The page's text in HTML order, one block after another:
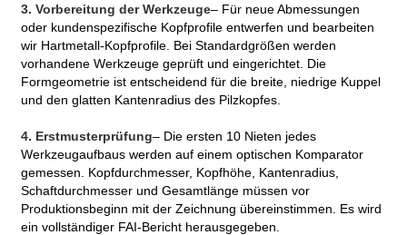
3. Vorbereitung der Werkzeuge– Für neue Abmessungen
oder kundenspezifische Kopfprofile entwerfen und bearbeiten
wir Hartmetall-Kopfprofile. Bei Standardgrößen werden
vorhandene Werkzeuge geprüft und eingerichtet. Die
Formgeometrie ist entscheidend für die breite, niedrige Kuppel
und den glatten Kantenradius des Pilzkopfes.
4. Erstmusterprüfung– Die ersten 10 Nieten jedes
Werkzeugaufbaus werden auf einem optischen Komparator
gemessen. Kopfdurchmesser, Kopfhöhe, Kantenradius,
Schaftdurchmesser und Gesamtlänge müssen vor
Produktionsbeginn mit der Zeichnung übereinstimmen. Es wird
ein vollständiger FAI-Bericht herausgegeben.